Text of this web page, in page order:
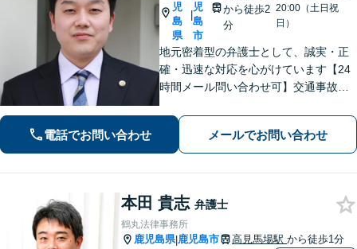
児
島
県
|
児
島
市
から徒歩2
分
20:00（土日祝
日）
地元密着型の弁護士として、誠実・正
確・迅速な対応を心がけています【24
時間メール問い合わせ可】交通事故／
幅広く対応。新しい人生のスタートを
切るお手伝いをします【市電水族館口
駅2分】【完全個室】
電話でお問い合わせ メールでお問い合わせ
本田 貴志 弁護士
鶴丸法律事務所
鹿児島県|鹿児島市 高見馬場駅 から徒歩1分